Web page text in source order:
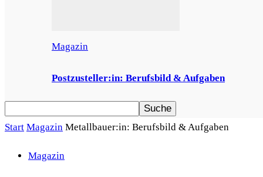
Magazin
Postzusteller:in: Berufsbild & Aufgaben
Start Magazin Metallbauer:in: Berufsbild & Aufgaben
Magazin